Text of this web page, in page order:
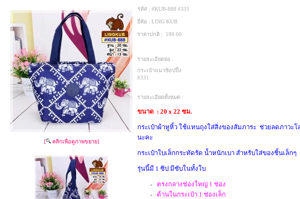
[ คลิกเพื่อดูภาพขยาย]
รหัส : #KUB-888 #331
ยี่ห้อ : LING KUB
ราคาปกติ : 190.00
รายละเอียดย่อ :
กระเป๋าแนวช้อปปิ้ง
#331
รายละเอียดทั้งหมด :
ขนาด : 20 x 22 ซม.
กระเป๋าผ้าหูหิ้ว ใช้แทนถุงใส่สิ่งของสัมภาระ ช่วยลดภาวะโ
นะคะ
กระเป๋าใบเล็กกระทัดรัด น้ำหนักเบา สำหรับใส่ของชิ้นเล็กๆ
รุ่นนี้มี 1 ซิป มีซับในทั้งใบ
ตรงกลางช่องใหญ่ 1 ช่อง
ด้านในกระเป๋า 1 ช่องเล็ก